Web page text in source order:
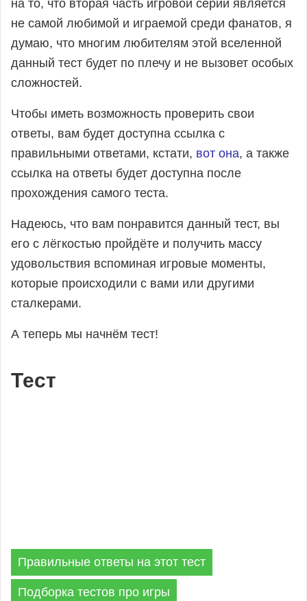
на то, что вторая часть игровой серии является
не самой любимой и играемой среди фанатов, я
думаю, что многим любителям этой вселенной
данный тест будет по плечу и не вызовет особых
сложностей.
Чтобы иметь возможность проверить свои
ответы, вам будет доступна ссылка с
правильными ответами, кстати, вот она, а также
ссылка на ответы будет доступна после
прохождения самого теста.
Надеюсь, что вам понравится данный тест, вы
его с лёгкостью пройдёте и получить массу
удовольствия вспоминая игровые моменты,
которые происходили с вами или другими
сталкерами.
А теперь мы начнём тест!
Тест
Правильные ответы на этот тест
Подборка тестов про игры